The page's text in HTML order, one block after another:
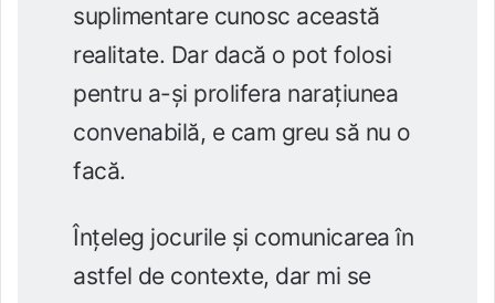
suplimentare cunosc această
realitate. Dar dacă o pot folosi
pentru a-și prolifera narațiunea
convenabilă, e cam greu să nu o
facă.
Înțeleg jocurile și comunicarea în
astfel de contexte, dar mi se